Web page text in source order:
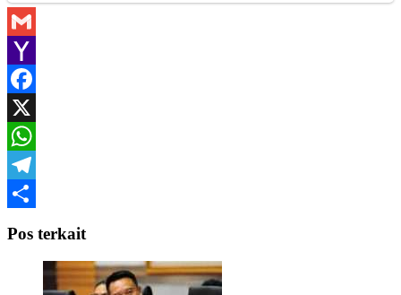
Gmail
Yahoo
Mail
Facebook
X
WhatsApp
Telegram
Pos terkait